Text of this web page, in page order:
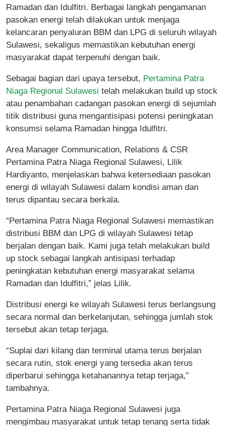
Ramadan dan Idulfitri. Berbagai langkah pengamanan
pasokan energi telah dilakukan untuk menjaga
kelancaran penyaluran BBM dan LPG di seluruh wilayah
Sulawesi, sekaligus memastikan kebutuhan energi
masyarakat dapat terpenuhi dengan baik.
Sebagai bagian dari upaya tersebut, Pertamina Patra
Niaga Regional Sulawesi telah melakukan build up stock
atau penambahan cadangan pasokan energi di sejumlah
titik distribusi guna mengantisipasi potensi peningkatan
konsumsi selama Ramadan hingga Idulfitri.
Area Manager Communication, Relations & CSR
Pertamina Patra Niaga Regional Sulawesi, Lilik
Hardiyanto, menjelaskan bahwa ketersediaan pasokan
energi di wilayah Sulawesi dalam kondisi aman dan
terus dipantau secara berkala.
“Pertamina Patra Niaga Regional Sulawesi memastikan
distribusi BBM dan LPG di wilayah Sulawesi tetap
berjalan dengan baik. Kami juga telah melakukan build
up stock sebagai langkah antisipasi terhadap
peningkatan kebutuhan energi masyarakat selama
Ramadan dan Idulfitri,” jelas Lilik.
Distribusi energi ke wilayah Sulawesi terus berlangsung
secara normal dan berkelanjutan, sehingga jumlah stok
tersebut akan tetap terjaga.
“Suplai dari kilang dan terminal utama terus berjalan
secara rutin, stok energi yang tersedia akan terus
diperbarui sehingga ketahanannya tetap terjaga,”
tambahnya.
Pertamina Patra Niaga Regional Sulawesi juga
mengimbau masyarakat untuk tetap tenang serta tidak